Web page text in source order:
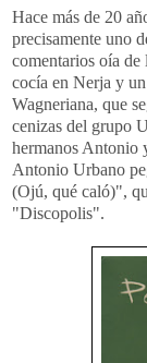
Hace más de 20
precisamente uno
comentarios oía de
cocía en Nerja y
Wagneriana, que
cenizas del grupo
hermanos Antonio
Antonio Urbano
(Ojú, qué caló)",
"Discopolis".